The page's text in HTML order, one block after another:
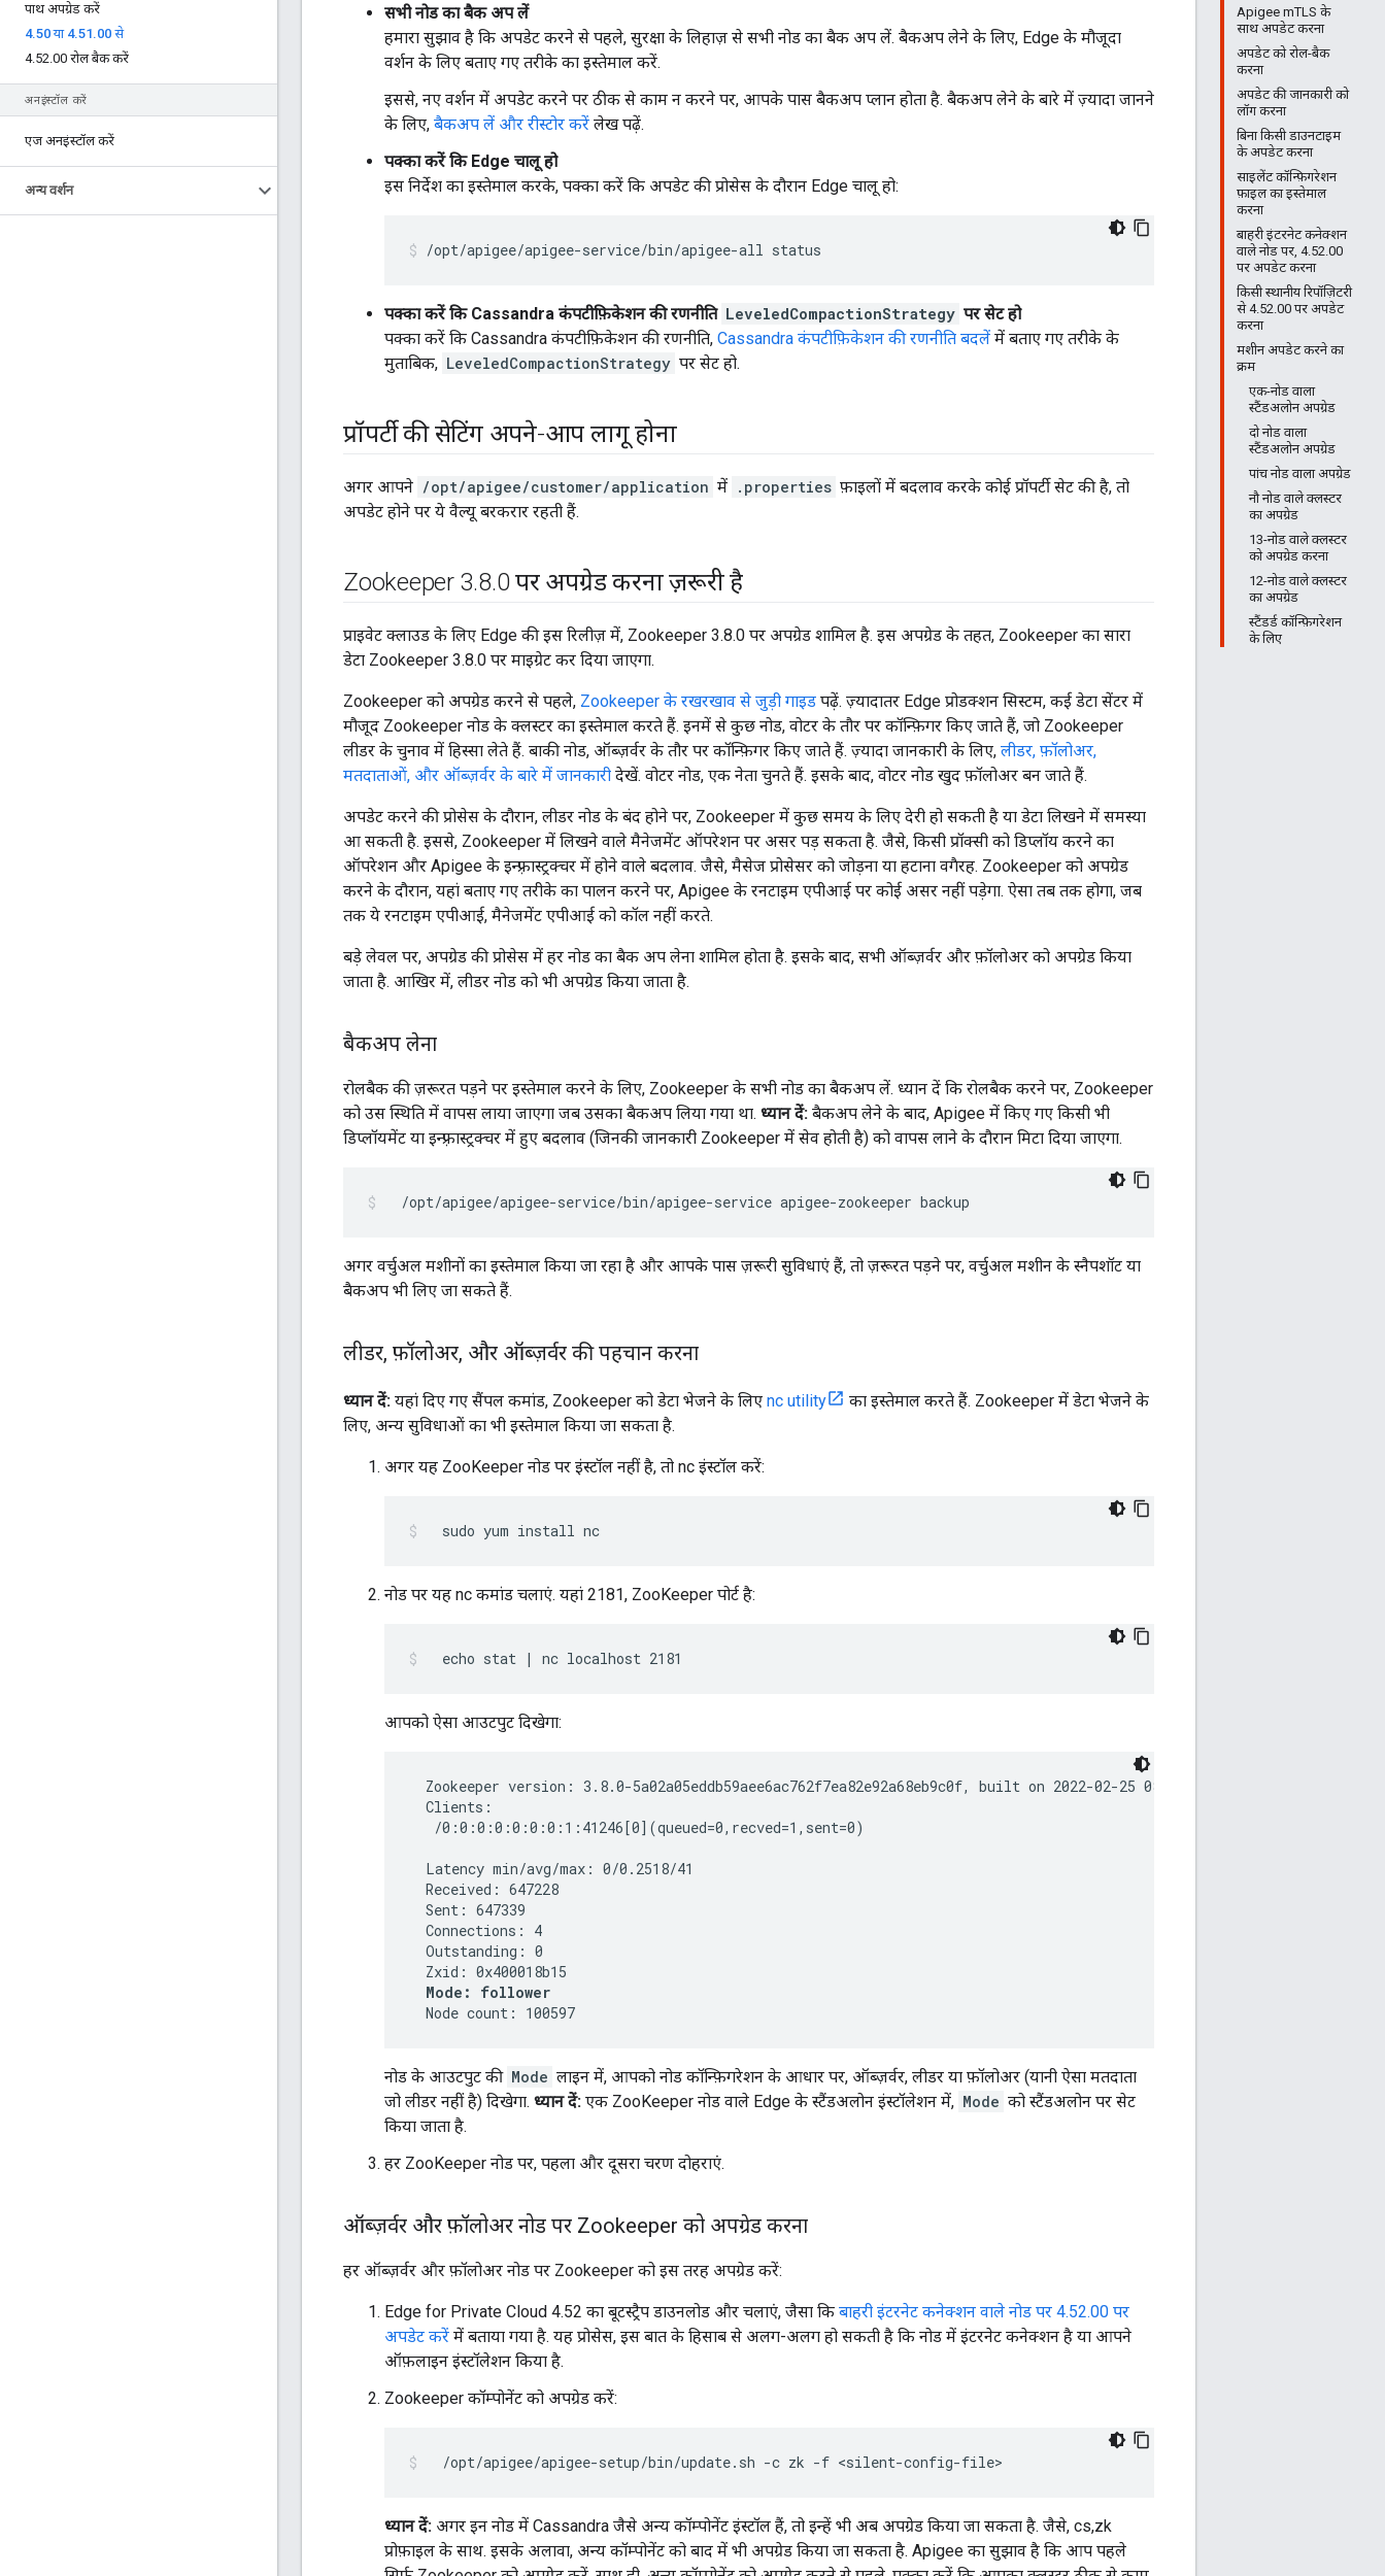
पाथ अपग्रेड करें
4.50 या 4.51.00 से
4.52.00 रोल बैक करें
अनइंस्टॉल करें
एज अनइंस्टॉल करें
अन्य वर्शन
Apigee mTLS के
साथ अपडेट करना
अपडेट को रोल-बैक
करना
अपडेट की जानकारी को
लॉग करना
बिना किसी डाउनटाइम
के अपडेट करना
साइलेंट कॉन्फ़िगरेशन
फ़ाइल का इस्तेमाल
करना
बाहरी इंटरनेट कनेक्शन
वाले नोड पर, 4.52.00
पर अपडेट करना
किसी स्थानीय रिपॉज़िटरी
से 4.52.00 पर अपडेट
करना
मशीन अपडेट करने का
क्रम
एक-नोड वाला
स्टैंडअलोन अपग्रेड
दो नोड वाला
स्टैंडअलोन अपग्रेड
पांच नोड वाला अपग्रेड
नौ नोड वाले क्लस्टर
का अपग्रेड
13-नोड वाले क्लस्टर
को अपग्रेड करना
12-नोड वाले क्लस्टर
का अपग्रेड
स्टैंडर्ड कॉन्फ़िगरेशन
के लिए
सभी नोड का बैक अप लें
हमारा सुझाव है कि अपडेट करने से पहले, सुरक्षा के लिहाज़ से सभी नोड का बैक अप लें. बैकअप लेने के लिए, Edge के मौजूदा
वर्शन के लिए बताए गए तरीके का इस्तेमाल करें.
इससे, नए वर्शन में अपडेट करने पर ठीक से काम न करने पर, आपके पास बैकअप प्लान होता है. बैकअप लेने के बारे में ज़्यादा जानने
के लिए, बैकअप लें और रीस्टोर करें लेख पढ़ें.
पक्का करें कि Edge चालू हो
इस निर्देश का इस्तेमाल करके, पक्का करें कि अपडेट की प्रोसेस के दौरान Edge चालू हो:
/opt/apigee/apigee-service/bin/apigee-all status
पक्का करें कि Cassandra कंपटीफ़िकेशन की रणनीति LeveledCompactionStrategy पर सेट हो
पक्का करें कि Cassandra कंपटीफ़िकेशन की रणनीति, Cassandra कंपटीफ़िकेशन की रणनीति बदलें में बताए गए तरीके के
मुताबिक, LeveledCompactionStrategy पर सेट हो.
प्रॉपर्टी की सेटिंग अपने-आप लागू होना
अगर आपने /opt/apigee/customer/application में .properties फ़ाइलों में बदलाव करके कोई प्रॉपर्टी सेट की है, तो
अपडेट होने पर ये वैल्यू बरकरार रहती हैं.
Zookeeper 3.8.0 पर अपग्रेड करना ज़रूरी है
प्राइवेट क्लाउड के लिए Edge की इस रिलीज़ में, Zookeeper 3.8.0 पर अपग्रेड शामिल है. इस अपग्रेड के तहत, Zookeeper का सारा
डेटा Zookeeper 3.8.0 पर माइग्रेट कर दिया जाएगा.
Zookeeper को अपग्रेड करने से पहले, Zookeeper के रखरखाव से जुड़ी गाइड पढ़ें. ज़्यादातर Edge प्रोडक्शन सिस्टम, कई डेटा सेंटर में
मौजूद Zookeeper नोड के क्लस्टर का इस्तेमाल करते हैं. इनमें से कुछ नोड, वोटर के तौर पर कॉन्फ़िगर किए जाते हैं, जो Zookeeper
लीडर के चुनाव में हिस्सा लेते हैं. बाकी नोड, ऑब्ज़र्वर के तौर पर कॉन्फ़िगर किए जाते हैं. ज़्यादा जानकारी के लिए, लीडर, फ़ॉलोअर,
मतदाताओं, और ऑब्ज़र्वर के बारे में जानकारी देखें. वोटर नोड, एक नेता चुनते हैं. इसके बाद, वोटर नोड खुद फ़ॉलोअर बन जाते हैं.
अपडेट करने की प्रोसेस के दौरान, लीडर नोड के बंद होने पर, Zookeeper में कुछ समय के लिए देरी हो सकती है या डेटा लिखने में समस्या
आ सकती है. इससे, Zookeeper में लिखने वाले मैनेजमेंट ऑपरेशन पर असर पड़ सकता है. जैसे, किसी प्रॉक्सी को डिप्लॉय करने का
ऑपरेशन और Apigee के इन्फ़्रास्ट्रक्चर में होने वाले बदलाव. जैसे, मैसेज प्रोसेसर को जोड़ना या हटाना वगैरह. Zookeeper को अपग्रेड
करने के दौरान, यहां बताए गए तरीके का पालन करने पर, Apigee के रनटाइम एपीआई पर कोई असर नहीं पड़ेगा. ऐसा तब तक होगा, जब
तक ये रनटाइम एपीआई, मैनेजमेंट एपीआई को कॉल नहीं करते.
बड़े लेवल पर, अपग्रेड की प्रोसेस में हर नोड का बैक अप लेना शामिल होता है. इसके बाद, सभी ऑब्ज़र्वर और फ़ॉलोअर को अपग्रेड किया
जाता है. आखिर में, लीडर नोड को भी अपग्रेड किया जाता है.
बैकअप लेना
रोलबैक की ज़रूरत पड़ने पर इस्तेमाल करने के लिए, Zookeeper के सभी नोड का बैकअप लें. ध्यान दें कि रोलबैक करने पर, Zookeeper
को उस स्थिति में वापस लाया जाएगा जब उसका बैकअप लिया गया था. ध्यान दें: बैकअप लेने के बाद, Apigee में किए गए किसी भी
डिप्लॉयमेंट या इन्फ़्रास्ट्रक्चर में हुए बदलाव (जिनकी जानकारी Zookeeper में सेव होती है) को वापस लाने के दौरान मिटा दिया जाएगा.
  /opt/apigee/apigee-service/bin/apigee-service apigee-zookeeper backup
अगर वर्चुअल मशीनों का इस्तेमाल किया जा रहा है और आपके पास ज़रूरी सुविधाएं हैं, तो ज़रूरत पड़ने पर, वर्चुअल मशीन के स्नैपशॉट या
बैकअप भी लिए जा सकते हैं.
लीडर, फ़ॉलोअर, और ऑब्ज़र्वर की पहचान करना
ध्यान दें: यहां दिए गए सैंपल कमांड, Zookeeper को डेटा भेजने के लिए nc utility
का इस्तेमाल करते हैं. Zookeeper में डेटा भेजने के
लिए, अन्य सुविधाओं का भी इस्तेमाल किया जा सकता है.
अगर यह ZooKeeper नोड पर इंस्टॉल नहीं है, तो nc इंस्टॉल करें:
  sudo yum install nc
नोड पर यह nc कमांड चलाएं. यहां 2181, ZooKeeper पोर्ट है:
  echo stat | nc localhost 2181
आपको ऐसा आउटपुट दिखेगा:
  Zookeeper version: 3.8.0-5a02a05eddb59aee6ac762f7ea82e92a68eb9c0f, built on 2022-02-25 08:49 UTC
  Clients:
   /0:0:0:0:0:0:0:1:41246[0](queued=0,recved=1,sent=0)
  Latency min/avg/max: 0/0.2518/41
  Received: 647228
  Sent: 647339
  Connections: 4
  Outstanding: 0
  Zxid: 0x400018b15
Mode: follower
  Node count: 100597
नोड के आउटपुट की Mode लाइन में, आपको नोड कॉन्फ़िगरेशन के आधार पर, ऑब्ज़र्वर, लीडर या फ़ॉलोअर (यानी ऐसा मतदाता
जो लीडर नहीं है) दिखेगा. ध्यान दें: एक ZooKeeper नोड वाले Edge के स्टैंडअलोन इंस्टॉलेशन में, Mode को स्टैंडअलोन पर सेट
किया जाता है.
हर ZooKeeper नोड पर, पहला और दूसरा चरण दोहराएं.
ऑब्ज़र्वर और फ़ॉलोअर नोड पर Zookeeper को अपग्रेड करना
हर ऑब्ज़र्वर और फ़ॉलोअर नोड पर Zookeeper को इस तरह अपग्रेड करें:
Edge for Private Cloud 4.52 का बूटस्ट्रैप डाउनलोड और चलाएं, जैसा कि बाहरी इंटरनेट कनेक्शन वाले नोड पर 4.52.00 पर
अपडेट करें में बताया गया है. यह प्रोसेस, इस बात के हिसाब से अलग-अलग हो सकती है कि नोड में इंटरनेट कनेक्शन है या आपने
ऑफ़लाइन इंस्टॉलेशन किया है.
Zookeeper कॉम्पोनेंट को अपग्रेड करें:
  /opt/apigee/apigee-setup/bin/update.sh -c zk -f <silent-config-file>
ध्यान दें: अगर इन नोड में Cassandra जैसे अन्य कॉम्पोनेंट इंस्टॉल हैं, तो इन्हें भी अब अपग्रेड किया जा सकता है. जैसे, cs,zk
प्रोफ़ाइल के साथ. इसके अलावा, अन्य कॉम्पोनेंट को बाद में भी अपग्रेड किया जा सकता है. Apigee का सुझाव है कि आप पहले